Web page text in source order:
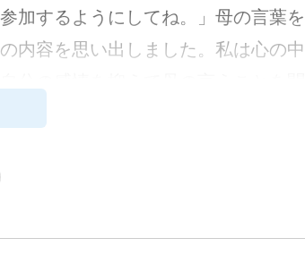
加するようにしてね。」母の言葉を
内容を思い出しました。私は心の中
ネットの集会に参加することを私に
、「お母さん、私は彼らの集会に参